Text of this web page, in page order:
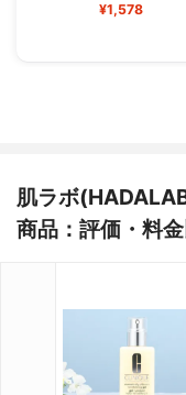
¥1,578
肌ラボ
商品：評価・料